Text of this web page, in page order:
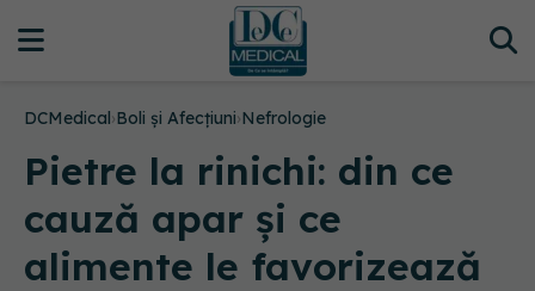
DCMedical›Boli și Afecțiuni›Nefrologie
Pietre la rinichi: din ce
cauză apar și ce
alimente le favorizează